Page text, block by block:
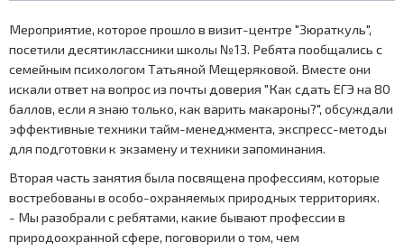
Мероприятие, которое прошло в визит-центре "Зюраткуль",
посетили десятиклассники школы №13. Ребята пообщались с
семейным психологом Татьяной Мещеряковой. Вместе они
искали ответ на вопрос из почты доверия "Как сдать ЕГЭ на 80
баллов, если я знаю только, как варить макароны?", обсуждали
эффективные техники тайм-менеджмента, экспресс-методы
для подготовки к экзамену и техники запоминания.
Вторая часть занятия была посвящена профессиям, которые
востребованы в особо-охраняемых природных территориях.
- Мы разобрали с ребятами, какие бывают профессии в
природоохранной сфере, поговорили о том, чем